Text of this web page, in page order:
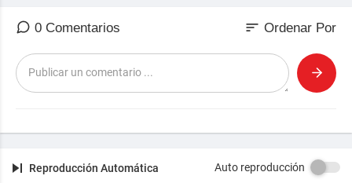
📢 19º CONGRESO CIENCIA Y ESPÍRITU
ncia
"La Última Batalla por la Verdad"
📲 Más información (solo WhatsApp): ‪(+34) 619 620
624‬ (Miguel Celades)
0 Comentarios sort Ordenar Por
Reproducción Automática Auto reproducción